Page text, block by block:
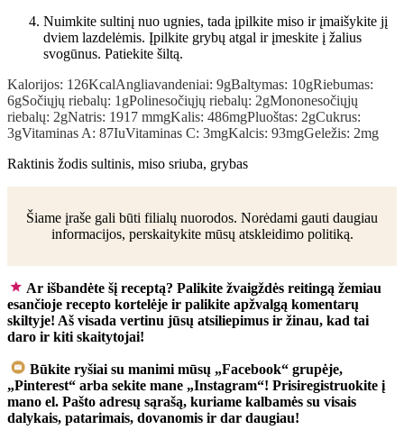
Nuimkite sultinį nuo ugnies, tada įpilkite miso ir įmaišykite jį
dviem lazdelėmis. Įpilkite grybų atgal ir įmeskite į žalius
svogūnus. Patiekite šiltą.
Kalorijos: 126KcalAngliavandeniai: 9gBaltymas: 10gRiebumas:
6gSočiųjų riebalų: 1 gPolinesočiųjų riebalų: 2gMononesočiųjų
riebalų: 2gNatris: 1917 mmgKalis: 486mgPluoštas: 2gCukrus:
3gVitaminas A: 87IuVitaminas C: 3mgKalcis: 93mgGeležis: 2mg
Raktinis žodis sultinis, miso sriuba, grybas
Šiame įraše gali būti filialų nuorodos. Norėdami gauti daugiau
informacijos, perskaitykite mūsų atskleidimo politiką.
Ar išbandėte šį receptą? Palikite žvaigždės reitingą žemiau
esančioje recepto kortelėje ir palikite apžvalgą komentarų
skiltyje! Aš visada vertinu jūsų atsiliepimus ir žinau, kad tai
daro ir kiti skaitytojai!
Būkite ryšiai su manimi mūsų „Facebook“ grupėje,
„Pinterest“ arba sekite mane „Instagram“! Prisiregistruokite į
mano el. Pašto adresų sąrašą, kuriame kalbamės su visais
dalykais, patarimais, dovanomis ir dar daugiau!